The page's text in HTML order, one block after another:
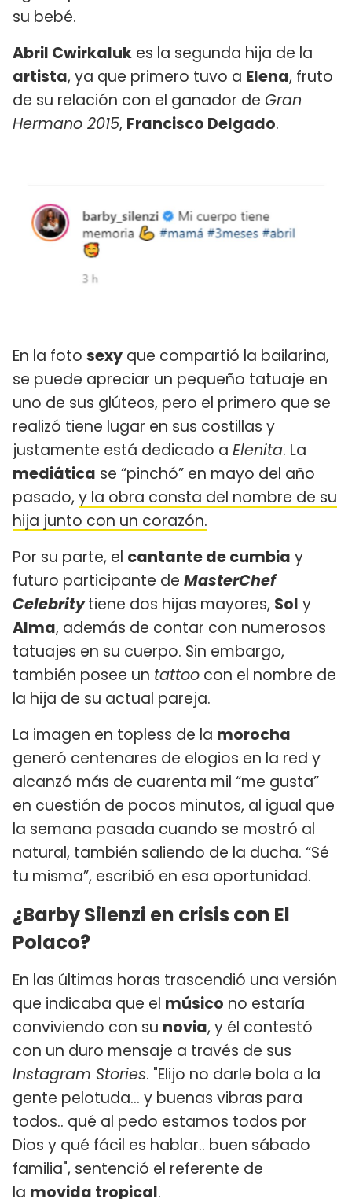
su bebé.
Abril Cwirkaluk es la segunda hija de la
artista, ya que primero tuvo a Elena, fruto
de su relación con el ganador de Gran
Hermano 2015, Francisco Delgado.
En la foto sexy que compartió la bailarina,
se puede apreciar un pequeño tatuaje en
uno de sus glúteos, pero el primero que se
realizó tiene lugar en sus costillas y
justamente está dedicado a Elenita. La
mediática se “pinchó” en mayo del año
pasado, y la obra consta del nombre de su
hija junto con un corazón.
Por su parte, el cantante de cumbia y
futuro participante de MasterChef
Celebritytiene dos hijas mayores, Sol y
Alma, además de contar con numerosos
tatuajes en su cuerpo. Sin embargo,
también posee un tattoo con el nombre de
la hija de su actual pareja.
La imagen en topless de la morocha
generó centenares de elogios en la red y
alcanzó más de cuarenta mil “me gusta”
en cuestión de pocos minutos, al igual que
la semana pasada cuando se mostró al
natural, también saliendo de la ducha. “Sé
tu misma”, escribió en esa oportunidad.
¿Barby Silenzi en crisis con El
Polaco?
En las últimas horas trascendió una versión
que indicaba que el músico no estaría
conviviendo con su novia, y él contestó
con un duro mensaje a través de sus
Instagram Stories. "Elijo no darle bola a la
gente pelotuda... y buenas vibras para
todos.. qué al pedo estamos todos por
Dios y qué fácil es hablar.. buen sábado
familia", sentenció el referente de
la movida tropical.